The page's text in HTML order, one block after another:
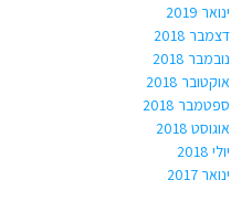
ינואר 2019
דצמבר 2018
נובמבר 2018
אוקטובר 2018
ספטמבר 2018
אוגוסט 2018
יולי 2018
ינואר 2017